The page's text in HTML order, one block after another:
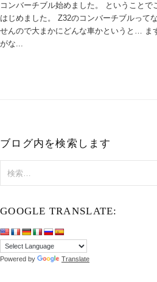
コンバーチブル始めました。 ということで
はじめました。 Z32のコンバーチブルって
せんので大まかにどんな車かというと… ま
がな...
ブログ内を検索します
索:
GOOGLE TRANSLATE:
Powered by Translate